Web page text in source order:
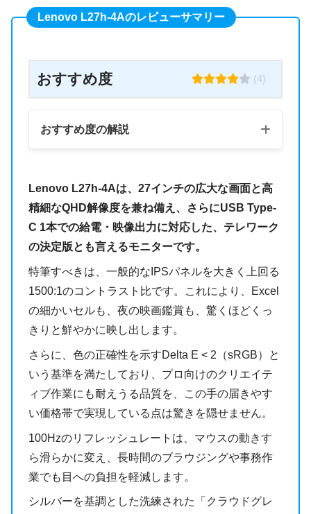
Lenovo L27h-4Aのレビューサマリー
おすすめ度 (4)
おすすめ度の解説
Lenovo L27h-4Aは、27インチの広大な画面と高
精細なQHD解像度を兼ね備え、さらにUSB Type-
C 1本での給電・映像出力に対応した、テレワーク
の決定版とも言えるモニターです。
特筆すべきは、一般的なIPSパネルを大きく上回る
1500:1のコントラスト比です。これにより、Excel
の細かいセルも、夜の映画鑑賞も、驚くほどくっ
きりと鮮やかに映し出します。
さらに、色の正確性を示すDelta E < 2（sRGB）と
いう基準を満たしており、プロ向けのクリエイテ
ィブ作業にも耐えうる品質を、この手の届きやす
い価格帯で実現している点は驚きを隠せません。
100Hzのリフレッシュレートは、マウスの動きす
ら滑らかに変え、長時間のブラウジングや事務作
業でも目への負担を軽減します。
シルバーを基調とした洗練された「クラウドグレ